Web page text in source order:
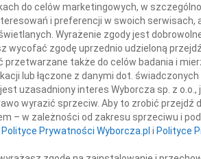
Panu
Jabłońskiemu
do celów marketingowych, w
i preferencji w swoich serwisach,
Wyrażenie zgody jest
wycofać zgodę uprzednio udzieloną
przetwarzane także do celów badania i
lub łączone z danymi dot.
uzasadniony interes Wyborcza sp. z o.o.,
wyrazić sprzeciw. Aby to zrobić przejdź
– w zależności od zakresu sprzeciwu i
Polityce Prywatności Wyborcza.pl i Polityce